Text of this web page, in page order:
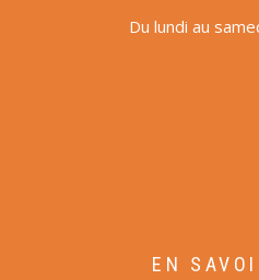
Du lundi au
EN